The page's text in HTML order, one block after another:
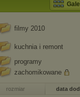
filmy 2010
kuchnia i remont
programy
zachomikowane
rozmiar data